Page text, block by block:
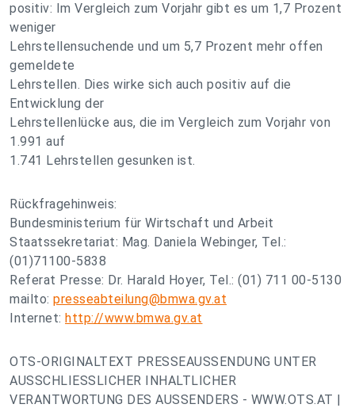
positiv: Im Vergleich zum Vorjahr gibt es um 1,7 Prozent
weniger
Lehrstellensuchende und um 5,7 Prozent mehr offen
gemeldete
Lehrstellen. Dies wirke sich auch positiv auf die
Entwicklung der
Lehrstellenlücke aus, die im Vergleich zum Vorjahr von
1.991 auf
1.741 Lehrstellen gesunken ist.
Rückfragehinweis:
Bundesministerium für Wirtschaft und Arbeit
Staatssekretariat: Mag. Daniela Webinger, Tel.:
(01)71100-5838
Referat Presse: Dr. Harald Hoyer, Tel.: (01) 711 00-5130
mailto: presseabteilung@bmwa.gv.at
Internet: http://www.bmwa.gv.at
OTS-ORIGINALTEXT PRESSEAUSSENDUNG UNTER
AUSSCHLIESSLICHER INHALTLICHER
VERANTWORTUNG DES AUSSENDERS - WWW.OTS.AT |